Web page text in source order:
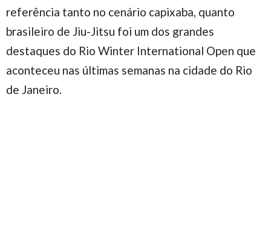
referência tanto no cenário capixaba, quanto
brasileiro de Jiu-Jitsu foi um dos grandes
destaques do Rio Winter International Open que
aconteceu nas últimas semanas na cidade do Rio
de Janeiro.